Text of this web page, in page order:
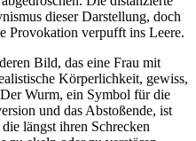
dieser Darstellung, doch
Provokation verpufft ins Leere.
Bild, das eine Frau mit
Körperlichkeit, gewiss,
Wurm, ein Symbol für die
und das Abstoßende, ist
längst ihren Schrecken